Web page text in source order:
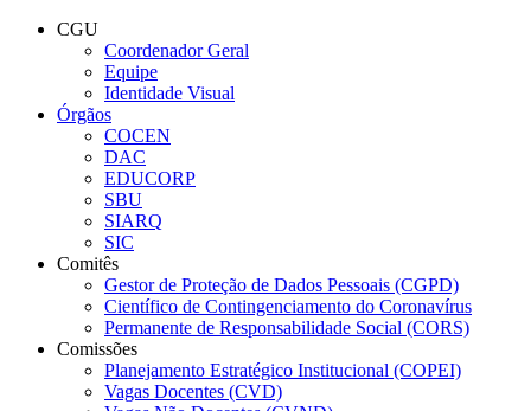
Conteúdo principal
CGU
Coordenador Geral
Equipe
Identidade Visual
Órgãos
COCEN
DAC
EDUCORP
SBU
SIARQ
SIC
Comitês
Gestor de Proteção de Dados Pessoais (CGPD)
Científico de Contingenciamento do Coronavírus
Permanente de Responsabilidade Social (CORS)
Comissões
Planejamento Estratégico Institucional (COPEI)
Vagas Docentes (CVD)